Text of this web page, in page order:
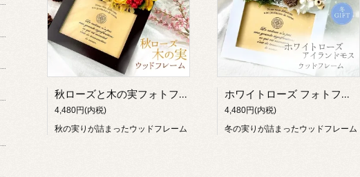
秋ローズと木の実フォトフレーム ウッドフレーム アーティフィシャルフラワー 造花
4,480円(内税)
秋の実りが詰まったウッドフレーム
ホワイトローズ フォトフレーム ウッドフレーム アーティフィシャルフラワー プリザーブドフラワー 冬 クリスマス フラワー 可愛い オシャレ 還暦 結婚式 結婚 写真立て プレゼント ギフト 誕生日
4,480円(内税)
冬の実りが詰まったウッドフレーム